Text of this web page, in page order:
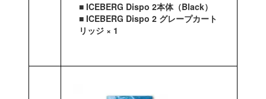
■ ICEBERG Dispo 2本体（Black）
■ ICEBERG Dispo 2 グレープカート
リッジ × 1